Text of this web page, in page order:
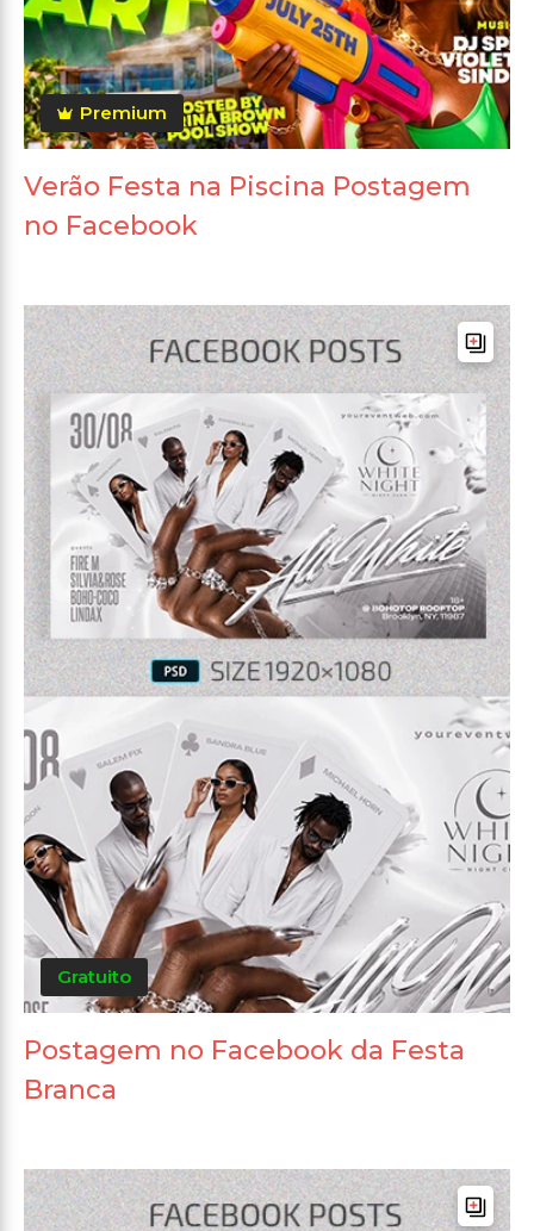
Premium
Verão Festa na Piscina Postagem
no Facebook
Gratuito
Postagem no Facebook da Festa
Branca